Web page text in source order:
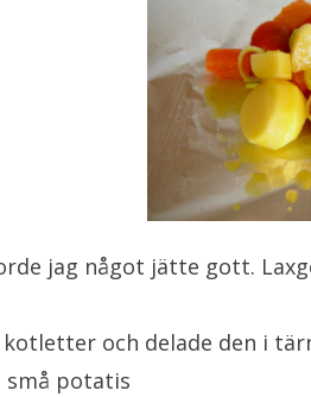
jag något jätte gott.
kotletter och delade den i
små potatis